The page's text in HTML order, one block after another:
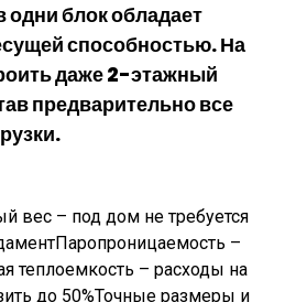
одни блок обладает
способностью. На
даже 2-этажный
предварительно все
– под дом не требуется
–
теплоемкость – расходы на
до 50%Точные размеры и